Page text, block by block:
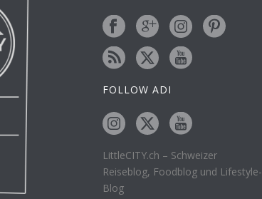
FOLLOW ADI
LittleCITY.ch – Schweizer
Reiseblog, Foodblog und Lifestyle-
Blog